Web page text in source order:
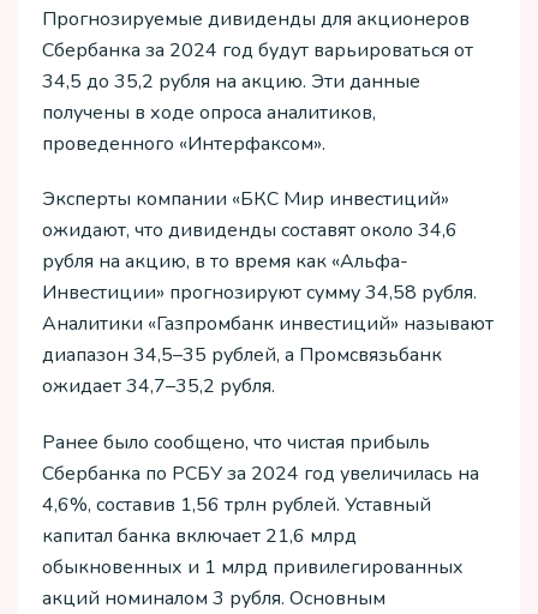
Прогнозируемые дивиденды для акционеров
Сбербанка за 2024 год будут варьироваться от
34,5 до 35,2 рубля на акцию. Эти данные
получены в ходе опроса аналитиков,
проведенного «Интерфаксом».
Эксперты компании «БКС Мир инвестиций»
ожидают, что дивиденды составят около 34,6
рубля на акцию, в то время как «Альфа-
Инвестиции» прогнозируют сумму 34,58 рубля.
Аналитики «Газпромбанк инвестиций» называют
диапазон 34,5–35 рублей, а Промсвязьбанк
ожидает 34,7–35,2 рубля.
Ранее было сообщено, что чистая прибыль
Сбербанка по РСБУ за 2024 год увеличилась на
4,6%, составив 1,56 трлн рублей. Уставный
капитал банка включает 21,6 млрд
обыкновенных и 1 млрд привилегированных
акций номиналом 3 рубля. Основным